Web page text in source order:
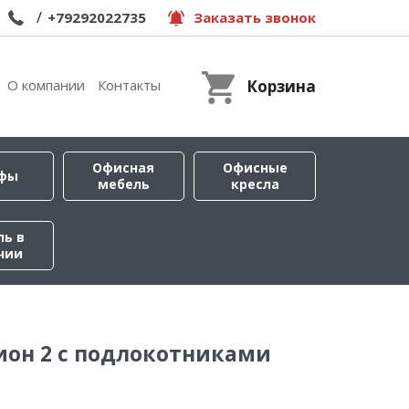
/ +79292022735 Заказать звонок
О компании Контакты Корзина
Офисная
мебель
Офисные
кресла
в
2 с подлокотниками